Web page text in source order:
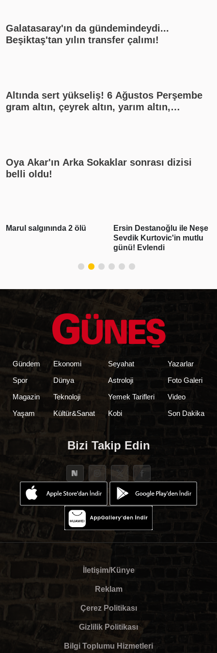
Galatasaray'ın da gündemindeydi...
Beşiktaş'tan yılın transfer çalımı!
Altında sert yükseliş! 6 Ağustos Perşembe
gram altın, çeyrek altın, yarım altın,
Oya Akar'ın Arka Sokaklar sonrası dizisi
belli oldu!
Ersin Destanoğlu ile Neşe
Deniz Can Aktaş ve
Devrim Özkan aşk yaşıyor!
Romantik paylaşım geldi
Gündem
Spor
Magazin
Yaşam
Ekonomi
Dünya
Teknoloji
Kültür&Sanat
Seyahat
Astroloji
Yemek Tarifleri
Kobi
Yazarlar
Foto Galeri
Video
Son Dakika
Bizi Takip Edin
İletişim/Künye
Reklam
Çerez Politikası
Gizlilik Politikası
Bilgi Toplumu Hizmetleri